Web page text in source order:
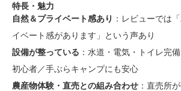
特長・魅力
自然＆プライベート感あり ：レビューでは
イベート感があります」という声あり
設備が整っている ：水道・電気・トイレ完
初心者／手ぶらキャンプにも安心
農産物体験・直売との組み合わせ ：直売所